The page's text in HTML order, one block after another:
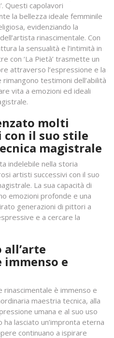
Questi capolavori
la bellezza ideale femminile
evidenziando la
rinascimentale. Con
la sensualità e l’intimità in
con ‘La Pietà’ trasmette un
attraverso l’espressione e la
testimoni dell’abilità
vita a emozioni ed ideali
molti
il suo stile
magistrale
indelebile nella storia
artisti successivi con il suo
La sua capacità di
emozioni profonde e una
generazioni di pittori a
e a cercare la
e
rinascimentale è immenso e
maestria tecnica, alla
umana e al suo uso
lasciato un’impronta eterna
continuano a ispirare